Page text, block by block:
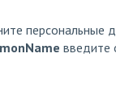
персональные
введите